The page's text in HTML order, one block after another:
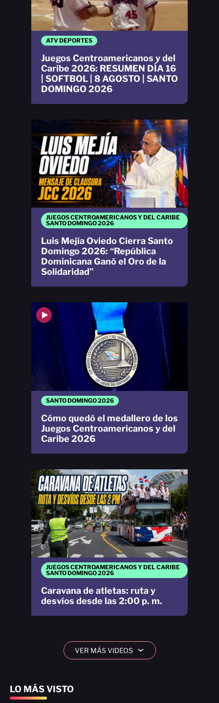
LO MÁS VISTO
ATV DEPORTES
Juegos Centroamericanos y del
Caribe 2026: RESUMEN DÍA 16
| SOFTBOL | 8 AGOSTO | SANTO
DOMINGO 2026
JUEGOS CENTROAMERICANOS Y DEL CARIBE
SANTO DOMINGO 2026
Caravana de atletas: ruta y
desvíos desde las 2:00 p. m.
SANTO DOMINGO 2026
Cómo quedó el medallero de los
Juegos Centroamericanos y del
Caribe 2026
JUEGOS CENTROAMERICANOS Y DEL CARIBE
SANTO DOMINGO 2026
Luis Mejía Oviedo Cierra Santo
Domingo 2026: “República
Dominicana Ganó el Oro de la
Solidaridad”
VER MÁS VIDEOS ›